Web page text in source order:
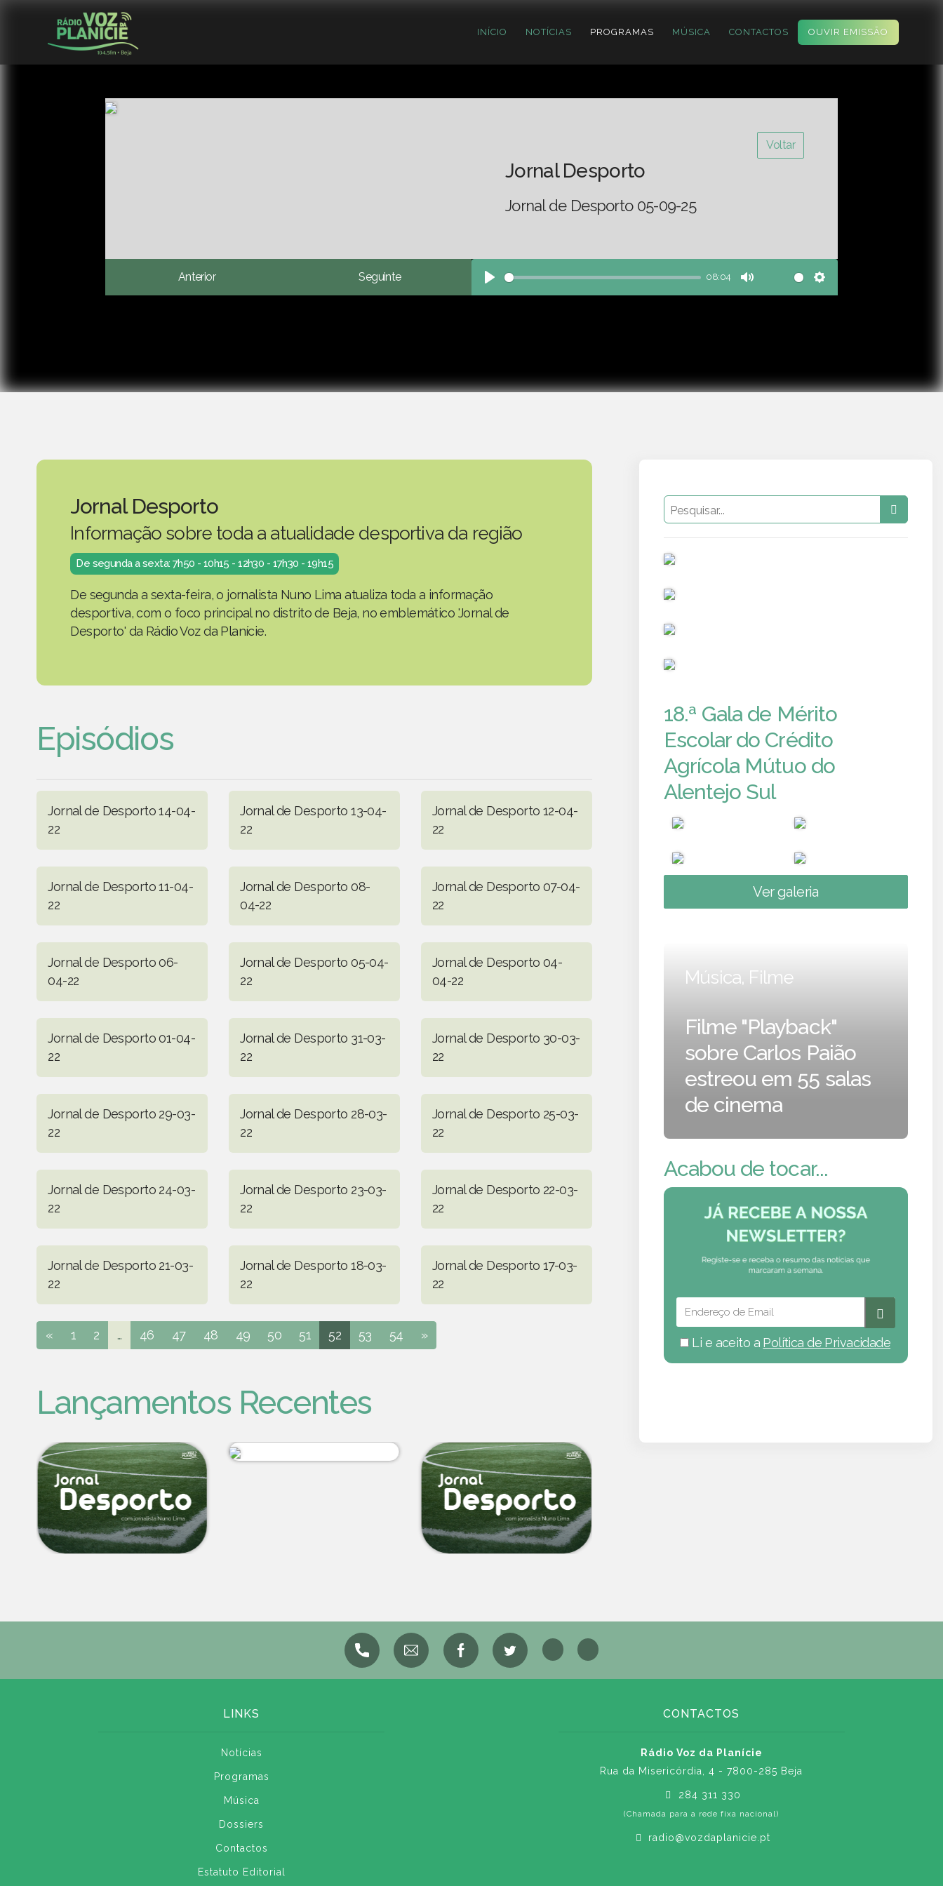
INÍCIO NOTÍCIAS PROGRAMAS MÚSICA CONTACTOS OUVIR EMISSÃO
Voltar
Jornal Desporto
Jornal de Desporto 05-09-25
Anterior Seguinte
Play
08:04
Mute Settings
Jornal Desporto
Informação sobre toda a atualidade desportiva da região
De segunda a sexta: 7h50 - 10h15 - 12h30 - 17h30 - 19h15
De segunda a sexta-feira, o jornalista Nuno Lima atualiza toda a informação
desportiva, com o foco principal no distrito de Beja, no emblemático 'Jornal de
Desporto' da Rádio Voz da Planície.
Episódios
Jornal de Desporto 14-04-
22
Jornal de Desporto 13-04-
22
Jornal de Desporto 12-04-
22
Jornal de Desporto 11-04-
22
Jornal de Desporto 08-
04-22
Jornal de Desporto 07-04-
22
Jornal de Desporto 06-
04-22
Jornal de Desporto 05-04-
22
Jornal de Desporto 04-
04-22
Jornal de Desporto 01-04-
22
Jornal de Desporto 31-03-
22
Jornal de Desporto 30-03-
22
Jornal de Desporto 29-03-
22
Jornal de Desporto 28-03-
22
Jornal de Desporto 25-03-
22
Jornal de Desporto 24-03-
22
Jornal de Desporto 23-03-
22
Jornal de Desporto 22-03-
22
Jornal de Desporto 21-03-
22
Jornal de Desporto 18-03-
22
Jornal de Desporto 17-03-
22
« 1 2 ... 46 47 48 49 50 51 52 53 54 »
Lançamentos Recentes
18.ª Gala de Mérito
Escolar do Crédito
Agrícola Mútuo do
Alentejo Sul
Ver galeria
Música, Filme
Filme "Playback"
sobre Carlos Paião
estreou em 55 salas
de cinema
Acabou de tocar...
Li e aceito a Política de Privacidade
LINKS
Notícias
Programas
Música
Dossiers
Contactos
Estatuto Editorial
CONTACTOS
Rádio Voz da Planície
Rua da Misericórdia, 4 - 7800-285 Beja
284 311 330
(Chamada para a rede fixa nacional)
radio@vozdaplanicie.pt